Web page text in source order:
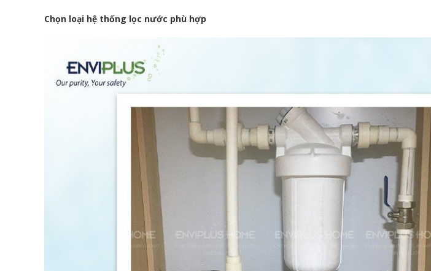
Chọn loại hệ thống lọc nước phù hợp